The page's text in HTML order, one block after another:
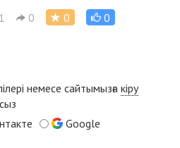
0 0 0
немесе сайтымызға кіру
Google